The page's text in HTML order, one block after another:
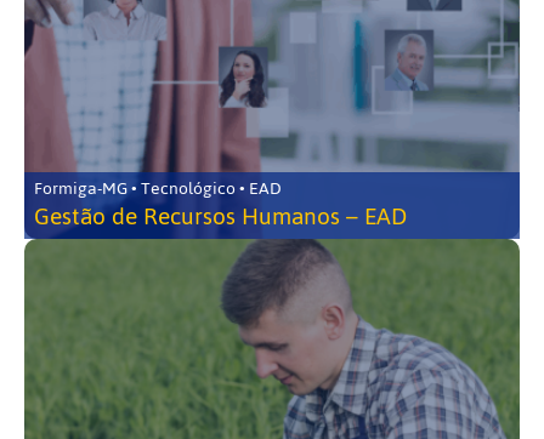
Formiga-MG • Tecnológico • EAD
Gestão de Recursos Humanos – EAD